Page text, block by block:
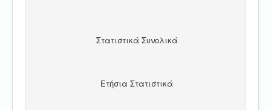
Στατιστικά Συνολικά
Ετήσια Στατιστικά